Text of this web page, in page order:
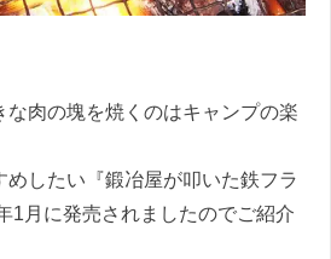
な肉の塊を焼くのはキャンプの楽
めしたい『鍛冶屋が叩いた鉄フラ
1月に発売されましたのでご紹介